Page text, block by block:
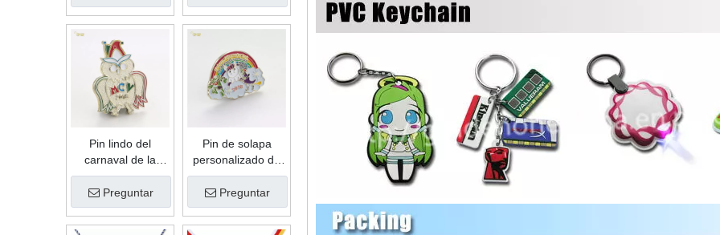
recuerdo
personalizado de
esmalte suave de
regalo de
promoción de alta
calidad
del oro de la
antigüedad del
encargo de la
buena calidad
Pin lindo del
carnaval de la
aleación del cinc
de la forma linda
de encargo del
esmalte suave del
Preguntar
Pin de solapa
personalizado de
esmalte suave de
color de relleno de
arco iris de metal
de alta calidad de
Preguntar